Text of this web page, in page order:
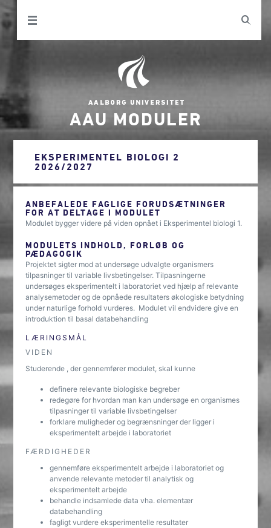
AAU MODULER
EKSPERIMENTEL BIOLOGI 2
2026/2027
ANBEFALEDE FAGLIGE FORUDSÆTNINGER
FOR AT DELTAGE I MODULET
Modulet bygger videre på viden opnået i Eksperimentel biologi 1.
MODULETS INDHOLD, FORLØB OG
PÆDAGOGIK
Projektet sigter mod at undersøge udvalgte organismers
tilpasninger til variable livsbetingelser. Tilpasningerne
undersøges eksperimentelt i laboratoriet ved hjælp af relevante
analysemetoder og de opnåede resultaters økologiske betydning
under naturlige forhold vurderes. Modulet vil endvidere give en
introduktion til basal databehandling
LÆRINGSMÅL
VIDEN
Studerende , der gennemfører modulet, skal kunne
definere relevante biologiske begreber
redegøre for hvordan man kan undersøge en organismes
tilpasninger til variable livsbetingelser
forklare muligheder og begrænsninger der ligger i
eksperimentelt arbejde i laboratoriet
FÆRDIGHEDER
gennemføre eksperimentelt arbejde i laboratoriet og
anvende relevante metoder til analytisk og
eksperimentelt arbejde
behandle indsamlede data vha. elementær
databehandling
fagligt vurdere eksperimentelle resultater